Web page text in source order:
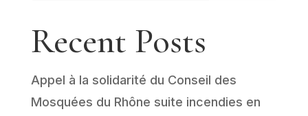
Recent Posts
Appel à la solidarité du Conseil des
Mosquées du Rhône suite incendies en